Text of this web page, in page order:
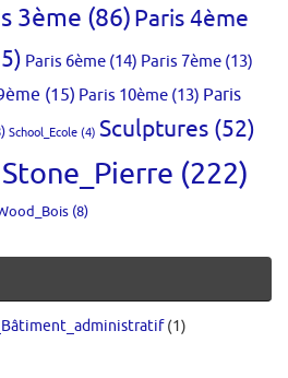
3ème (86)Paris 4ème
Paris 6ème (14) Paris 7ème (13)
(15) Paris 10ème (13) Paris
School_Ecole (4) Sculptures (52)
Stone_Pierre (222)
(8)
(1)